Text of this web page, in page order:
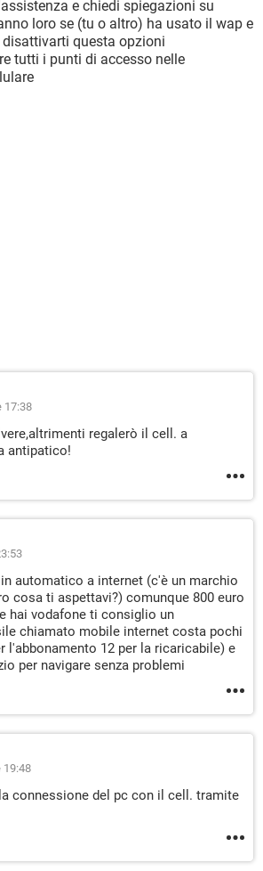
e chiedi spiegazioni su
loro se (tu o altro) ha usato il wap e
questa opzioni
tutti i punti di accesso nelle
17:38
regalerò il cell. a
antipatico!
automatico a internet (c'è un marchio
cosa ti aspettavi?) comunque 800 euro
hai vodafone ti consiglio un
chiamato mobile internet costa pochi
l'abbonamento 12 per la ricaricabile) e
per navigare senza problemi
19:48
connessione del pc con il cell. tramite